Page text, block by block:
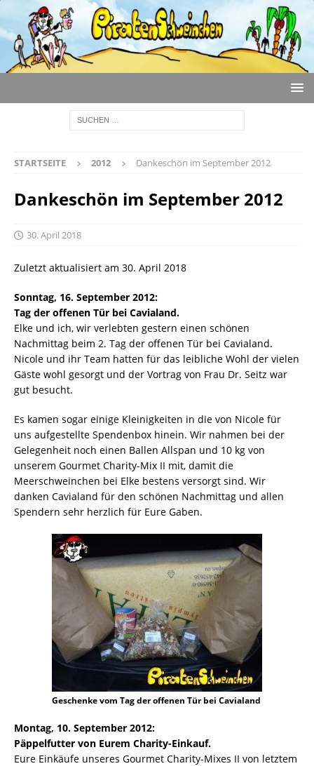
STARTSEITE 2012 Dankeschön im September 2012
Dankeschön im September 2012
30. April 2018
Zuletzt aktualisiert am 30. April 2018
Sonntag, 16. September 2012:
Tag der offenen Tür bei Cavialand.
Elke und ich, wir verlebten gestern einen schönen
Nachmittag beim 2. Tag der offenen Tür bei Cavialand.
Nicole und ihr Team hatten für das leibliche Wohl der vielen
Gäste wohl gesorgt und der Vortrag von Frau Dr. Seitz war
gut besucht.
Es kamen sogar einige Kleinigkeiten in die von Nicole für
uns aufgestellte Spendenbox hinein. Wir nahmen bei der
Gelegenheit noch einen Ballen Allspan und 10 kg von
unserem Gourmet Charity-Mix II mit, damit die
Meerschweinchen bei Elke bestens versorgt sind. Wir
danken Cavialand für den schönen Nachmittag und allen
Spendern sehr herzlich für Eure Gaben.
Geschenke vom Tag der offenen Tür bei Cavialand
Montag, 10. September 2012:
Päppelfutter von Eurem Charity-Einkauf.
Eure Einkäufe unseres Gourmet Charity-Mixes II von letztem